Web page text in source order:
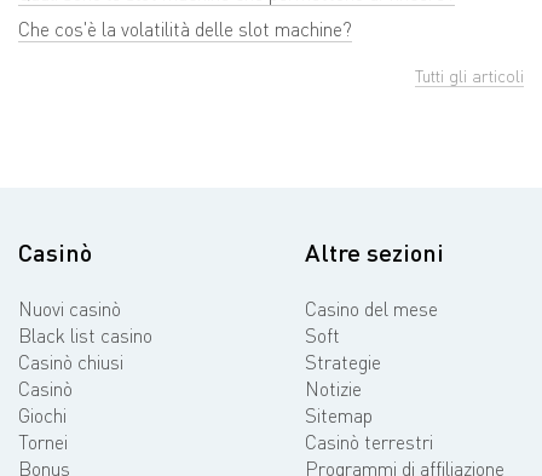
Che cos'è la volatilità delle slot machine?
Tutti gli articoli
Casinò
Nuovi casinò
Black list casino
Casinò chiusi
Casinò
Giochi
Tornei
Bonus
Altre sezioni
Casino del mese
Soft
Strategie
Notizie
Sitemap
Casinò terrestri
Programmi di affiliazione